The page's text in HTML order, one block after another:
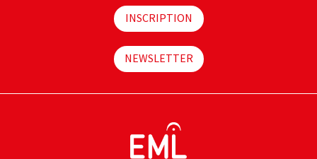
INSCRIPTION
NEWSLETTER